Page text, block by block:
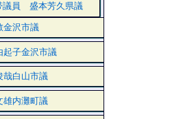
議員 盛本芳久県議
沢市議
子金沢市議
白山市議
内灘町議